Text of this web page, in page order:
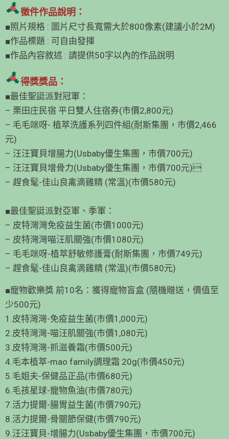
徵件作品說明：
■照片規格 : 圖片尺寸長寬需大於800像素(建議小於2M)
■作品標題 : 可自由發揮
■作品內容敘述 : 請提供50字以內的作品說明
得獎獎品：
■最佳聖誔派對冠軍：
– 栗田庄民宿 平日雙人住宿券(市價2,800元)
– 毛毛咪呀- 植萃洗護系列四件組(耐斯集團，市價2,466
元)
– 汪汪寶貝增腸力(Usbaby優生集團，市價700元)
– 汪汪寶貝增骨力(Usbaby優生集團，市價700元)
– 趕食髦-佳山良禽滴雞精 (常溫)(市價580元)
■最佳聖誔派對亞軍、季軍：
– 皮特灣灣免疫益生菌(市價1000元)
– 皮特灣灣喵汪肌關強(市價1080元)
– 毛毛咪呀-植萃舒敏修護膏(耐斯集團，市價749元)
– 趕食髦-佳山良禽滴雞精 (常溫)(市價580元)
■寵物歡樂獎 前10名：獲得寵物盲盒 (隨機贈送，價值至
少500元)
1.皮特灣灣-免疫益生菌(市價1,000元)
2.皮特灣灣-喵汪肌關強(市價1,080元)
3.皮特灣灣-抓滋養霜(市價500元)
4.毛本植萃-mao family調理霜 20g(市價450元)
5.毛姐夫-保健品正品(市價680元)
6.毛孩星球-寵物魚油(市價780元)
7.活力提爾-腸胃益生菌(市價790元)
8.活力提爾-骨關節保健(市價790元)
9.汪汪寶貝-增腸力(Usbaby優生集團，市價700元)